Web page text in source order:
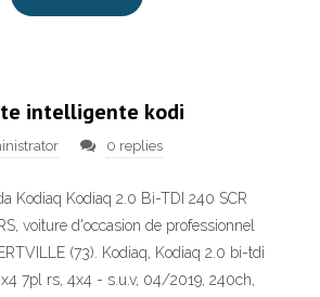
intelligente kodi
0 replies
Kodiaq Kodiaq 2.0 Bi-TDI 240 SCR
voiture d'occasion de professionnel
(73). Kodiaq, Kodiaq 2.0 bi-tdi
7pl rs, 4x4 - s.u.v, 04/2019, 240ch,